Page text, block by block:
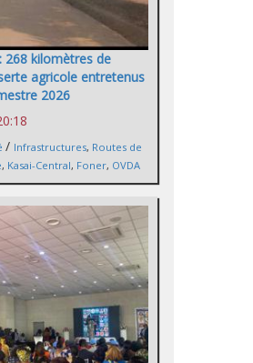
268 kilomètres de
agricole entretenus
2026
/ Infrastructures, Routes de
, Kasai-Central, Foner, OVDA